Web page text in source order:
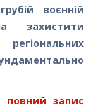
воєнній
захистити
повний запис